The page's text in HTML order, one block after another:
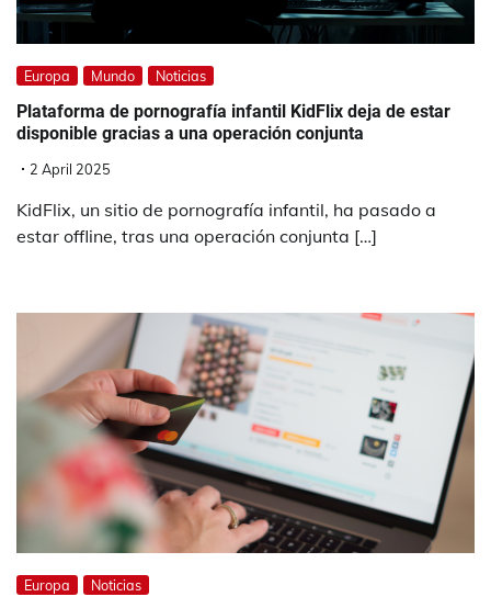
Europa Mundo Noticias
Plataforma de pornografía infantil KidFlix deja de estar
disponible gracias a una operación conjunta
2 April 2025
KidFlix, un sitio de pornografía infantil, ha pasado a
estar offline, tras una operación conjunta […]
Europa Noticias